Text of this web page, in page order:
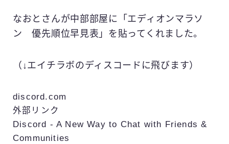
なおとさんが中部部屋に「エディオンマラソ
ン 優先順位早見表」を貼ってくれました。
（↓エイチラボのディスコードに飛びます）
discord.com
外部リンク
Discord - A New Way to Chat with Friends &
Communities